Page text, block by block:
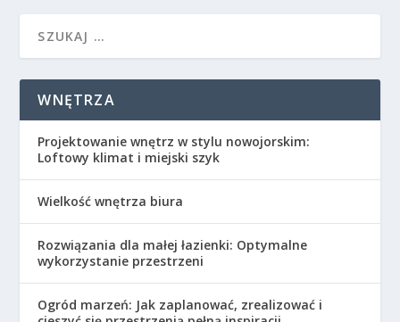
WNĘTRZA
Projektowanie wnętrz w stylu nowojorskim:
Loftowy klimat i miejski szyk
Wielkość wnętrza biura
Rozwiązania dla małej łazienki: Optymalne
wykorzystanie przestrzeni
Ogród marzeń: Jak zaplanować, zrealizować i